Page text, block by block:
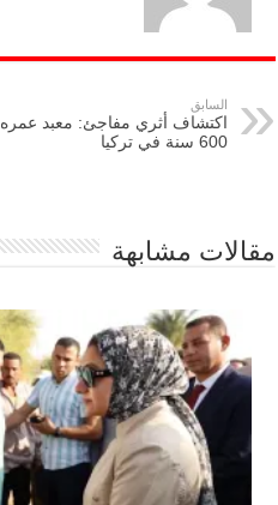
السابق
اكتشاف أثري مفاجئ: معبد عمره
600 سنة في تركيا
مقالات مشابهة